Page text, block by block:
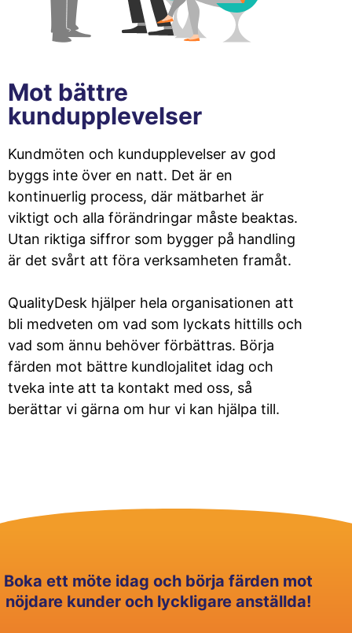
Mot bättre
kundupplevelser
Kundmöten och kundupplevelser av god
byggs inte över en natt. Det är en
kontinuerlig process, där mätbarhet är
viktigt och alla förändringar måste beaktas.
Utan riktiga siffror som bygger på handling
är det svårt att föra verksamheten framåt.
QualityDesk hjälper hela organisationen att
bli medveten om vad som lyckats hittills och
vad som ännu behöver förbättras. Börja
färden mot bättre kundlojalitet idag och
tveka inte att ta kontakt med oss, så
berättar vi gärna om hur vi kan hjälpa till.
Boka ett möte idag och börja färden mot
nöjdare kunder och lyckligare anställda!